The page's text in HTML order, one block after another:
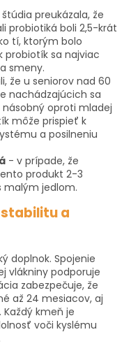
preukázala, že
probiotiká boli 2,5-krát
tí, ktorým bolo
probiotík sa najviac
smeny.
že u seniorov nad 60
nachádzajúcich sa
oproti mladej
môže prispieť k
a posilneniu
- v prípade, že
produkt 2-3
malým jedlom.
stabilitu a
doplnok. Spojenie
vlákniny podporuje
zabezpečuje, že
až 24 mesiacov, aj
kmeň je
voči kyslému